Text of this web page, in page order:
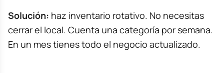
Solución: haz inventario rotativo. No necesitas
cerrar el local. Cuenta una categoría por semana.
En un mes tienes todo el negocio actualizado.